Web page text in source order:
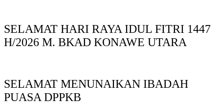
SELAMAT HARI RAYA IDUL FITRI 1447
H/2026 M. BKAD KONAWE UTARA
SELAMAT MENUNAIKAN IBADAH
PUASA DPPKB